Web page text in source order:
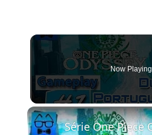
Now Playing